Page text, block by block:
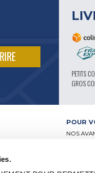
PETITS
GROS
POUR
NOS
PIÈCES